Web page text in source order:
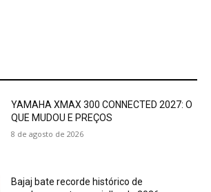
YAMAHA XMAX 300 CONNECTED 2027: O
QUE MUDOU E PREÇOS
8 de agosto de 2026
Bajaj bate recorde histórico de